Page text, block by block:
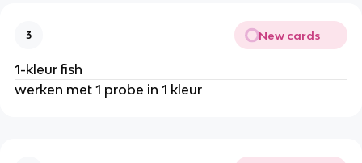
3 New cards
1-kleur fish
werken met 1 probe in 1 kleur